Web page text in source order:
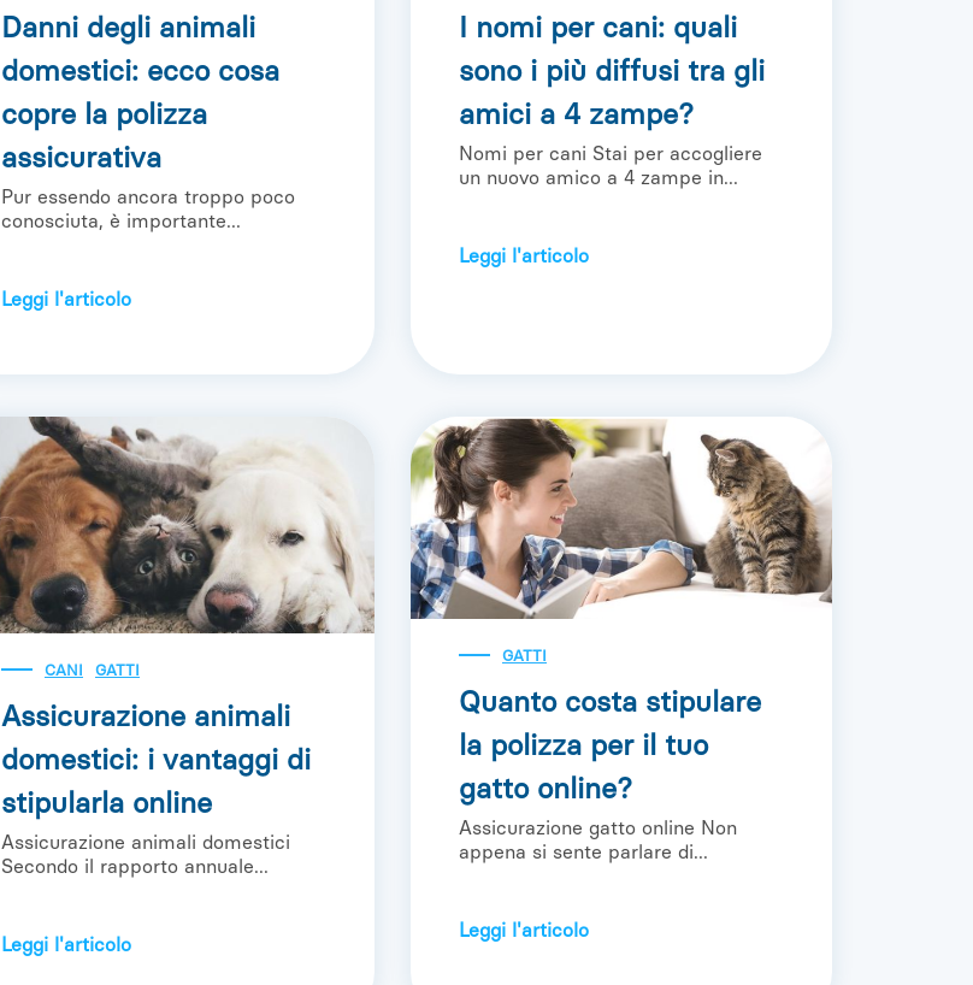
Danni degli animali
domestici: ecco cosa
copre la polizza
assicurativa
Pur essendo ancora troppo poco
conosciuta, è importante...
Leggi l'articolo
I nomi per cani: quali
sono i più diffusi tra gli
amici a 4 zampe?
Nomi per cani Stai per accogliere
un nuovo amico a 4 zampe in...
Leggi l'articolo
CANI GATTI
Assicurazione animali
domestici: i vantaggi di
stipularla online
Assicurazione animali domestici
Secondo il rapporto annuale...
Leggi l'articolo
GATTI
Quanto costa stipulare
la polizza per il tuo
gatto online?
Assicurazione gatto online Non
appena si sente parlare di...
Leggi l'articolo